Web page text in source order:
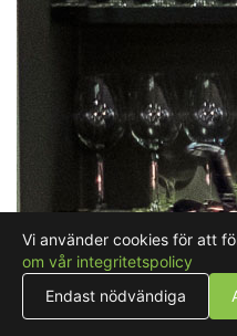
Vi använder cookies för att
om vår integritetspolicy
Endast nödvändiga